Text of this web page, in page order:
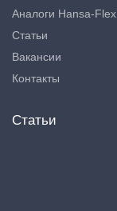
Аналоги Hansa-Flex
Статьи
Вакансии
Контакты
Статьи